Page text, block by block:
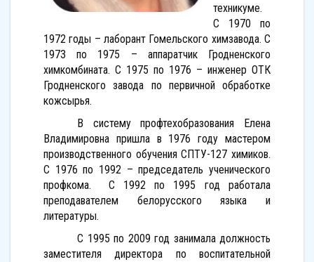
техникуме.
С 1970 по
1972 годы – лаборант Гомельского химзавода. С
1973 по 1975 – аппаратчик Гродненского
химкомбината. С 1975 по 1976 – инженер ОТК
Гродненского завода по первичной обработке
кожсырья.
В систему профтехобразования Елена
Владимировна пришла в 1976 году мастером
производственного обучения СПТУ-127 химиков.
С 1976 по 1992 – председатель ученического
профкома. С 1992 по 1995 год работала
преподавателем белорусского языка и
литературы.
С 1995 по 2009 год занимала должность
заместителя директора по воспитательной